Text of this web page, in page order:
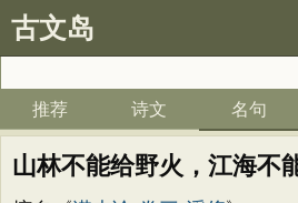
古文岛
推荐 诗文 名句
山林不能给野火，江海不